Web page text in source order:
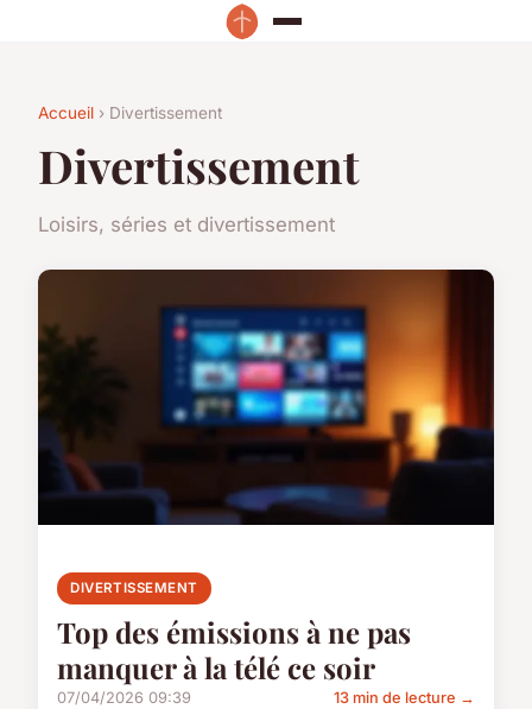
Accueil › Divertissement
Divertissement
Loisirs, séries et divertissement
DIVERTISSEMENT
Top des émissions à ne pas
manquer à la télé ce soir
07/04/2026 09:39 13 min de lecture →